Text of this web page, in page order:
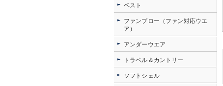
ベスト
ファンブロー（ファン対応ウエ
ア）
アンダーウエア
トラベル＆カントリー
ソフトシェル